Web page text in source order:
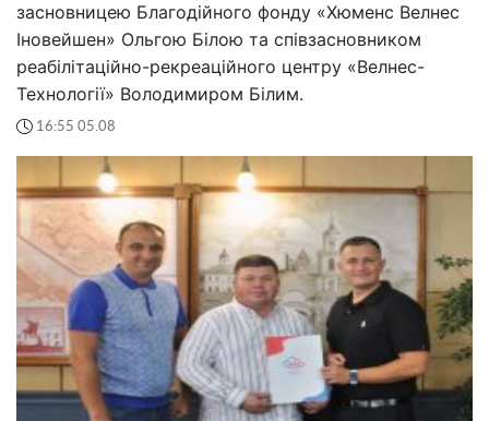
засновницею Благодійного фонду «Хюменс Велнес
Іновейшен» Ольгою Білою та співзасновником
реабілітаційно-рекреаційного центру «Велнес-
Технології» Володимиром Білим.
16:55 05.08